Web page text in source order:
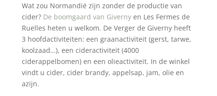
Wat zou Normandië zijn zonder de productie van
cider? De boomgaard van Givernyen Les Fermes de
Ruelles heten u welkom. De Verger de Giverny heeft
3 hoofdactiviteiten: een graanactiviteit (gerst, tarwe,
koolzaad…), een cideractiviteit (4000
ciderappelbomen) en een olieactiviteit. In de winkel
vindt u cider, cider brandy, appelsap, jam, olie en
azijn.